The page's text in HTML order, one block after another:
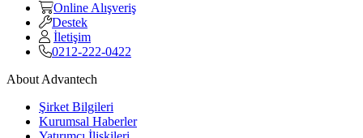
Online Alışveriş
Destek
İletişim
0212-222-0422
About Advantech
Şirket Bilgileri
Kurumsal Haberler